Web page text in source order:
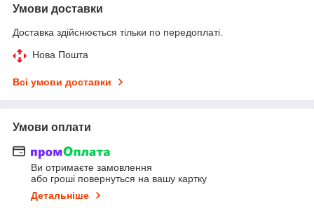
Умови доставки
Доставка здійснюється тільки по передоплаті.
Нова Пошта
Всі умови доставки
Умови оплати
Ви отримаєте замовлення
або гроші повернуться на вашу картку
Детальніше